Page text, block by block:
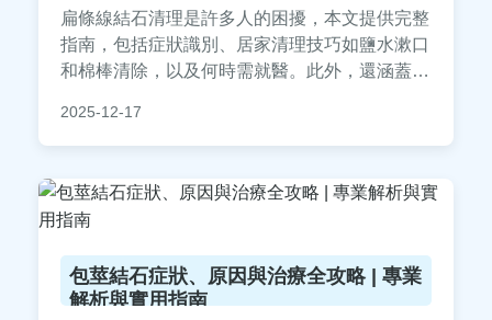
扁條線結石清理是許多人的困擾，本文提供完整
指南，包括症狀識別、居家清理技巧如鹽水漱口
和棉棒清除，以及何時需就醫。此外，還涵蓋預
基於實際經驗和醫學知識，實用性強，適合有喉
嚨異物感的讀者參考。
2025-12-17
包莖結石症狀、原因與治療全攻略 | 專業
解析與實用指南